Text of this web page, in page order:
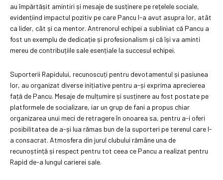
au împărtășit amintiri și mesaje de susținere pe rețelele sociale,
evidențiind impactul pozitiv pe care Pancu l-a avut asupra lor, atât
ca lider, cât și ca mentor. Antrenorul echipei a subliniat că Pancu a
fost un exemplu de dedicație și profesionalism și că își va aminti
mereu de contribuțiile sale esențiale la succesul echipei.
Suporterii Rapidului, recunoscuți pentru devotamentul și pasiunea
lor, au organizat diverse inițiative pentru a-și exprima aprecierea
față de Pancu. Mesaje de mulțumire și susținere au fost postate pe
platformele de socializare, iar un grup de fani a propus chiar
organizarea unui meci de retragere în onoarea sa, pentru a-i oferi
posibilitatea de a-și lua rămas bun de la suporteri pe terenul care l-
a consacrat. Atmosfera din jurul clubului rămâne una de
recunoștință și respect pentru tot ceea ce Pancu a realizat pentru
Rapid de-a lungul carierei sale.